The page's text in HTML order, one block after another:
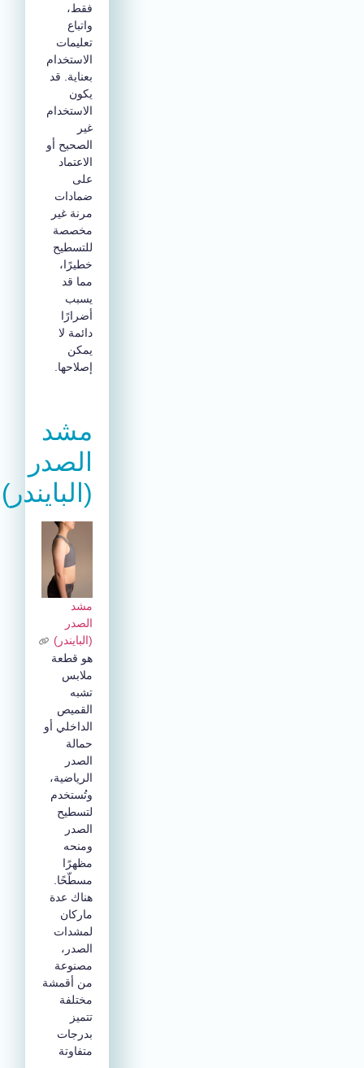
فقط،
واتباع
تعليمات
الاستخدام
بعناية. قد
الاستخدام
الصحيح أو
الاعتماد
ضمادات
مرنة غير
مخصصة
للتسطيح
خطيرًا،
مما قد
يسبب
أضرارًا
دائمة لا
يمكن
إصلاحها.
مشد
الصدر
(البايندر)
الصدر
(البايندر)
هو قطعة
ملابس
القميص
الداخلي أو
حمالة
الصدر
الرياضية،
وتُستخدم
لتسطيح
الصدر
ومنحه
مظهرًا
مسطّحًا.
هناك عدة
ماركان
لمشدات
الصدر،
مصنوعة
من أقمشة
مختلفة
بدرجات
متفاوتة